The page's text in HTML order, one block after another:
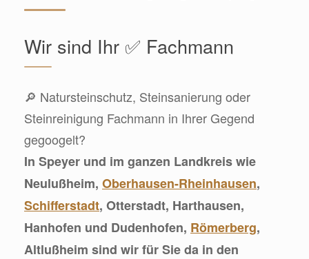
Wir sind Ihr ✅ Fachmann
🔎 Natursteinschutz, Steinsanierung oder
Steinreinigung Fachmann in Ihrer Gegend
gegoogelt?
In Speyer und im ganzen Landkreis wie
Neulußheim, Oberhausen-Rheinhausen,
Schifferstadt, Otterstadt, Harthausen,
Hanhofen und Dudenhofen, Römerberg,
Altlußheim sind wir für Sie da in den